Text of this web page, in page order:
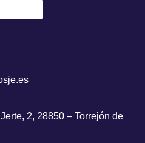
2, 28850 – Torrejón de